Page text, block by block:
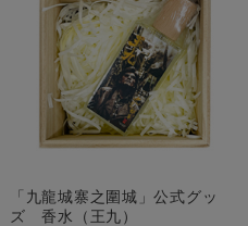
「九龍城寨之圍城」公式グッ
ズ 香水（王九）